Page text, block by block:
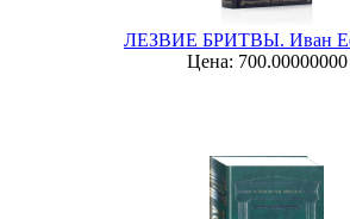
ЛЕЗВИЕ БРИТВЫ. Иван
Цена: 700.00000000